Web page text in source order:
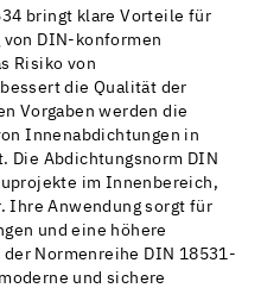
bringt klare Vorteile für
von DIN-konformen
Risiko von
die Qualität der
Vorgaben werden die
Innenabdichtungen in
Die Abdichtungsnorm DIN
im Innenbereich,
Ihre Anwendung sorgt für
und eine höhere
Normenreihe DIN 18531-
und sichere